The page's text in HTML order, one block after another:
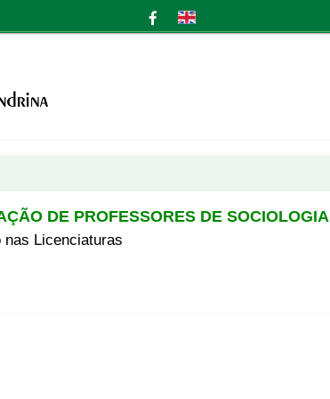
DE PROFESSORES DE SOCIOLOGIA
nas Licenciaturas